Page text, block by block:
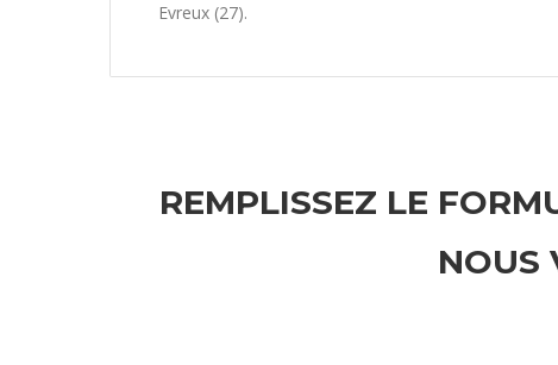
Evreux (27).
REMPLISSEZ LE
NOUS